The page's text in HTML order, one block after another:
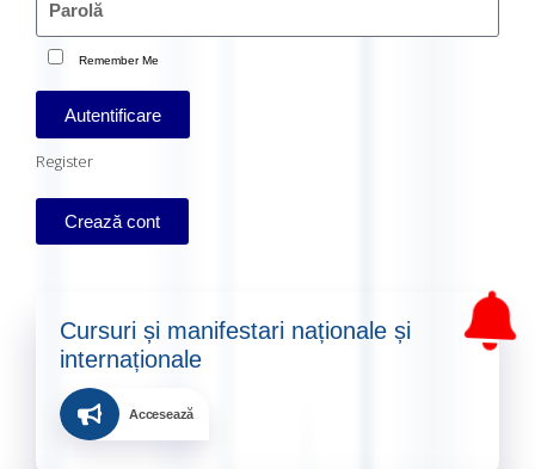
Remember Me
Autentificare
Register
Crează cont
Cursuri și manifestari naționale și
internaționale​
Accesează